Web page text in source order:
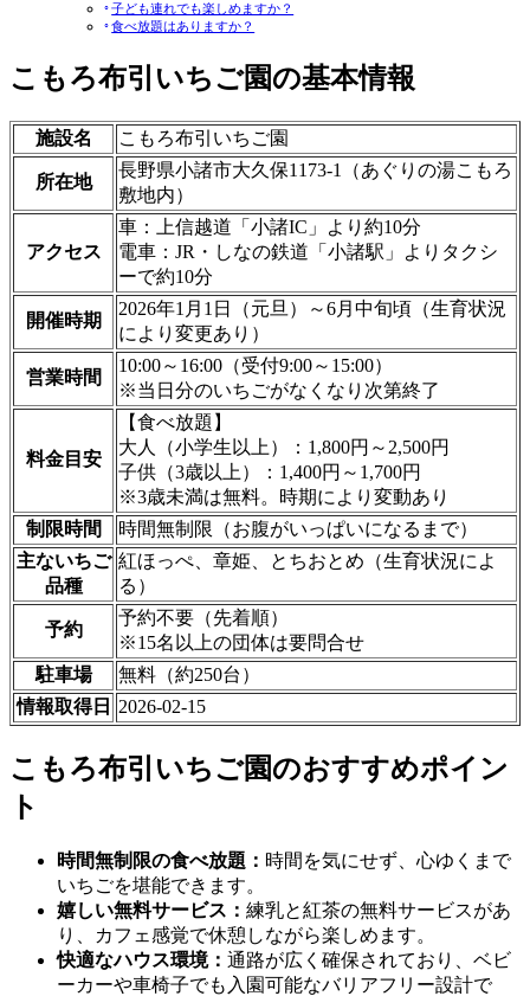
子ども連れでも楽しめますか？
食べ放題はありますか？
こもろ布引いちご園の基本情報
施設名 こもろ布引いちご園
所在地
長野県小諸市大久保1173-1（あぐりの湯こもろ
敷地内）
アクセス
車：上信越道「小諸IC」より約10分
電車：JR・しなの鉄道「小諸駅」よりタクシ
ーで約10分
開催時期
2026年1月1日（元旦）～6月中旬頃（生育状況
により変更あり）
営業時間
10:00～16:00（受付9:00～15:00）
※当日分のいちごがなくなり次第終了
料金目安
【食べ放題】
大人（小学生以上）：1,800円～2,500円
子供（3歳以上）：1,400円～1,700円
※3歳未満は無料。時期により変動あり
制限時間
時間無制限（お腹がいっぱいになるまで）
主ないちご
品種
紅ほっぺ、章姫、とちおとめ（生育状況によ
る）
予約
予約不要（先着順）
※15名以上の団体は要問合せ
駐車場
無料（約250台）
情報取得日
2026-02-15
こもろ布引いちご園のおすすめポイン
ト
時間無制限の食べ放題： 時間を気にせず、心ゆくまで
いちごを堪能できます。
嬉しい無料サービス： 練乳と紅茶の無料サービスがあ
り、カフェ感覚で休憩しながら楽しめます。
快適なハウス環境： 通路が広く確保されており、ベビ
ーカーや車椅子でも入園可能なバリアフリー設計で